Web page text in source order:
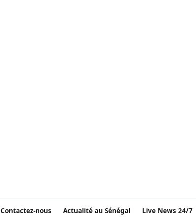
Contactez-nous Actualité au Sénégal Live News 24/7